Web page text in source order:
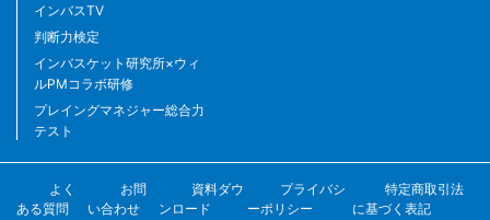
インバスTV
判断力検定
インバスケット研究所×ウィ
ルPMコラボ研修
プレイングマネジャー総合力
テスト
よく
ある質問
お問
い合わせ
資料ダウ
ンロード
プライバシ
ーポリシー
特定商取引法
に基づく表記